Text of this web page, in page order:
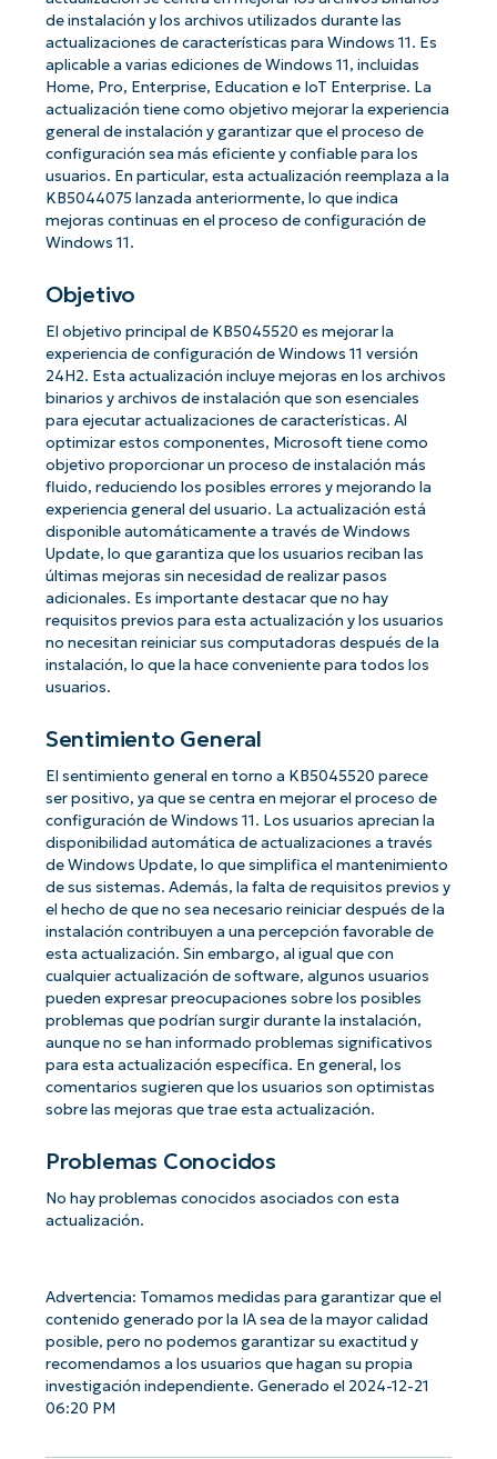
de instalación y los archivos utilizados durante las
actualizaciones de características para Windows 11. Es
aplicable a varias ediciones de Windows 11, incluidas
Home, Pro, Enterprise, Education e IoT Enterprise. La
actualización tiene como objetivo mejorar la experiencia
general de instalación y garantizar que el proceso de
configuración sea más eficiente y confiable para los
usuarios. En particular, esta actualización reemplaza a la
KB5044075 lanzada anteriormente, lo que indica
mejoras continuas en el proceso de configuración de
Windows 11.
Objetivo
El objetivo principal de KB5045520 es mejorar la
experiencia de configuración de Windows 11 versión
24H2. Esta actualización incluye mejoras en los archivos
binarios y archivos de instalación que son esenciales
para ejecutar actualizaciones de características. Al
optimizar estos componentes, Microsoft tiene como
objetivo proporcionar un proceso de instalación más
fluido, reduciendo los posibles errores y mejorando la
experiencia general del usuario. La actualización está
disponible automáticamente a través de Windows
Update, lo que garantiza que los usuarios reciban las
últimas mejoras sin necesidad de realizar pasos
adicionales. Es importante destacar que no hay
requisitos previos para esta actualización y los usuarios
no necesitan reiniciar sus computadoras después de la
instalación, lo que la hace conveniente para todos los
usuarios.
Sentimiento General
El sentimiento general en torno a KB5045520 parece
ser positivo, ya que se centra en mejorar el proceso de
configuración de Windows 11. Los usuarios aprecian la
disponibilidad automática de actualizaciones a través
de Windows Update, lo que simplifica el mantenimiento
de sus sistemas. Además, la falta de requisitos previos y
el hecho de que no sea necesario reiniciar después de la
instalación contribuyen a una percepción favorable de
esta actualización. Sin embargo, al igual que con
cualquier actualización de software, algunos usuarios
pueden expresar preocupaciones sobre los posibles
problemas que podrían surgir durante la instalación,
aunque no se han informado problemas significativos
para esta actualización específica. En general, los
comentarios sugieren que los usuarios son optimistas
sobre las mejoras que trae esta actualización.
Problemas Conocidos
No hay problemas conocidos asociados con esta
actualización.
Advertencia: Tomamos medidas para garantizar que el
contenido generado por la IA sea de la mayor calidad
posible, pero no podemos garantizar su exactitud y
recomendamos a los usuarios que hagan su propia
investigación independiente. Generado el 2024-12-21
06:20 PM